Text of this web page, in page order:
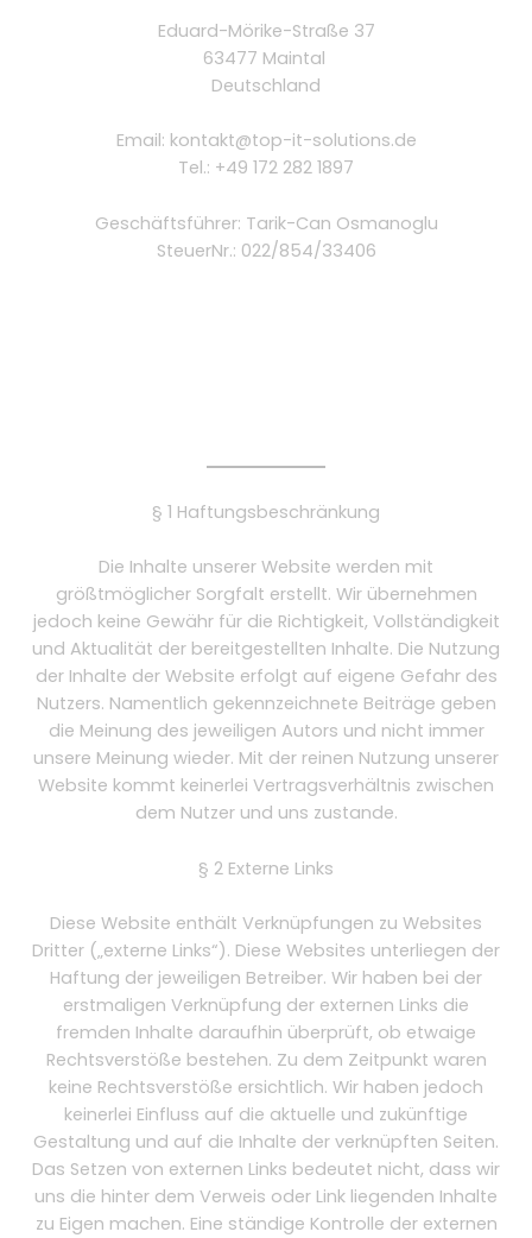
Eduard-Mörike-Straße 37
63477 Maintal
Deutschland
Email: kontakt@top-it-solutions.de
Tel.: +49 172 282 1897
Geschäftsführer: Tarik-Can Osmanoglu
SteuerNr.: 022/854/33406
§ 1 Haftungsbeschränkung
Die Inhalte unserer Website werden mit
größtmöglicher Sorgfalt erstellt. Wir übernehmen
jedoch keine Gewähr für die Richtigkeit, Vollständigkeit
und Aktualität der bereitgestellten Inhalte. Die Nutzung
der Inhalte der Website erfolgt auf eigene Gefahr des
Nutzers. Namentlich gekennzeichnete Beiträge geben
die Meinung des jeweiligen Autors und nicht immer
unsere Meinung wieder. Mit der reinen Nutzung unserer
Website kommt keinerlei Vertragsverhältnis zwischen
dem Nutzer und uns zustande.
§ 2 Externe Links
Diese Website enthält Verknüpfungen zu Websites
Dritter („externe Links“). Diese Websites unterliegen der
Haftung der jeweiligen Betreiber. Wir haben bei der
erstmaligen Verknüpfung der externen Links die
fremden Inhalte daraufhin überprüft, ob etwaige
Rechtsverstöße bestehen. Zu dem Zeitpunkt waren
keine Rechtsverstöße ersichtlich. Wir haben jedoch
keinerlei Einfluss auf die aktuelle und zukünftige
Gestaltung und auf die Inhalte der verknüpften Seiten.
Das Setzen von externen Links bedeutet nicht, dass wir
uns die hinter dem Verweis oder Link liegenden Inhalte
zu Eigen machen. Eine ständige Kontrolle der externen